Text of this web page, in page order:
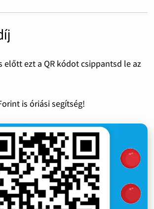
előtt ezt a QR kódot csippantsd le az
is óriási segítség!